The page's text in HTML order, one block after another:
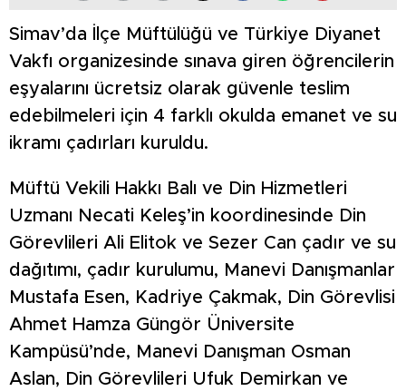
Simav’da İlçe Müftülüğü ve Türkiye Diyanet
Vakfı organizesinde sınava giren öğrencilerin
eşyalarını ücretsiz olarak güvenle teslim
edebilmeleri için 4 farklı okulda emanet ve su
ikramı çadırları kuruldu.
Müftü Vekili Hakkı Balı ve Din Hizmetleri
Uzmanı Necati Keleş’in koordinesinde Din
Görevlileri Ali Elitok ve Sezer Can çadır ve su
dağıtımı, çadır kurulumu, Manevi Danışmanlar
Mustafa Esen, Kadriye Çakmak, Din Görevlisi
Ahmet Hamza Güngör Üniversite
Kampüsü’nde, Manevi Danışman Osman
Aslan, Din Görevlileri Ufuk Demirkan ve